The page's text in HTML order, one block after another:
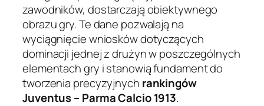
zawodników, dostarczają obiektywnego
obrazu gry. Te dane pozwalają na
wyciągnięcie wniosków dotyczących
dominacji jednej z drużyn w poszczególnych
elementach gry i stanowią fundament do
tworzenia precyzyjnych rankingów
Juventus – Parma Calcio 1913.